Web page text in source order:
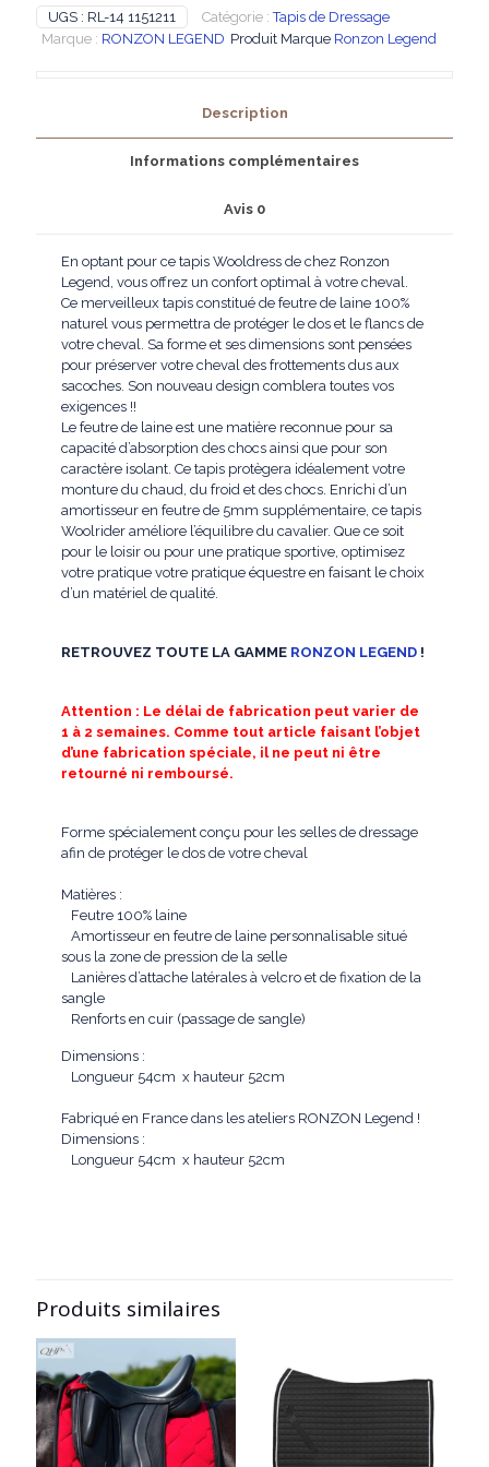
Tapis
laine
UGS : RL-14 1151211 Catégorie :Tapis de Dressage
Marque : RONZON LEGEND Produit Marque Ronzon Legend
Description
Informations complémentaires
Avis 0
En optant pour ce tapis Wooldress de chez Ronzon
Legend, vous offrez un confort optimal à votre cheval.
Ce merveilleux tapis constitué de feutre de laine 100%
naturel vous permettra de protéger le dos et le flancs de
votre cheval. Sa forme et ses dimensions sont pensées
pour préserver votre cheval des frottements dus aux
sacoches. Son nouveau design comblera toutes vos
exigences !!
Le feutre de laine est une matière reconnue pour sa
capacité d’absorption des chocs ainsi que pour son
caractère isolant. Ce tapis protègera idéalement votre
monture du chaud, du froid et des chocs. Enrichi d’un
amortisseur en feutre de 5mm supplémentaire, ce tapis
Woolrider améliore l’équilibre du cavalier. Que ce soit
pour le loisir ou pour une pratique sportive, optimisez
votre pratique votre pratique équestre en faisant le choix
d’un matériel de qualité.
RETROUVEZ TOUTE LA GAMME RONZON LEGEND !
Attention : Le délai de fabrication peut varier de
1 à 2 semaines. Comme tout article faisant l’objet
d’une fabrication spéciale, il ne peut ni être
retourné ni remboursé.
Forme spécialement conçu pour les selles de dressage
afin de protéger le dos de votre cheval
Matières :
Feutre 100% laine
Amortisseur en feutre de laine personnalisable situé
sous la zone de pression de la selle
Lanières d’attache latérales à velcro et de fixation de la
sangle
Renforts en cuir (passage de sangle)
Dimensions :
Longueur 54cm x hauteur 52cm
Fabriqué en France dans les ateliers RONZON Legend !
Dimensions :
Longueur 54cm x hauteur 52cm
Produits similaires